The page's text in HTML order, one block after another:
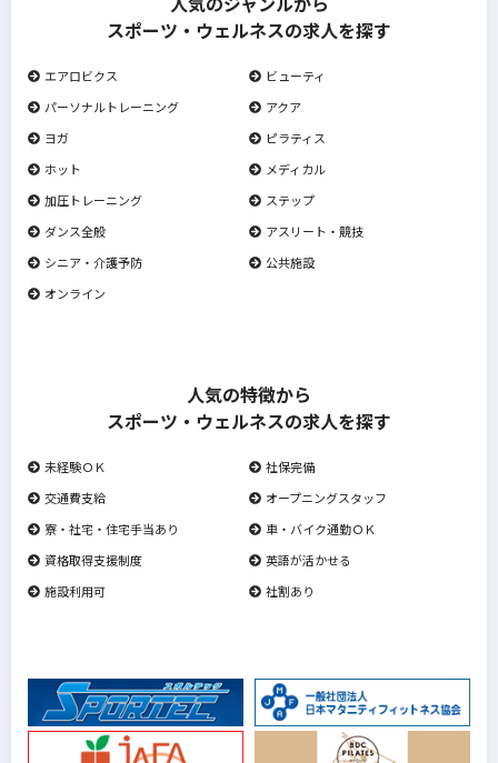
スポーツ・ウェルネスの求人を探す
エアロビクス
ビューティ
パーソナルトレーニング
アクア
ヨガ
ピラティス
ホット
メディカル
加圧トレーニング
ステップ
ダンス全般
アスリート・競技
シニア・介護予防
公共施設
オンライン
人気の特徴から
スポーツ・ウェルネスの求人を探す
未経験ＯＫ
社保完備
交通費支給
オープニングスタッフ
寮・社宅・住宅手当あり
車・バイク通勤ＯＫ
資格取得支援制度
英語が活かせる
施設利用可
社割あり